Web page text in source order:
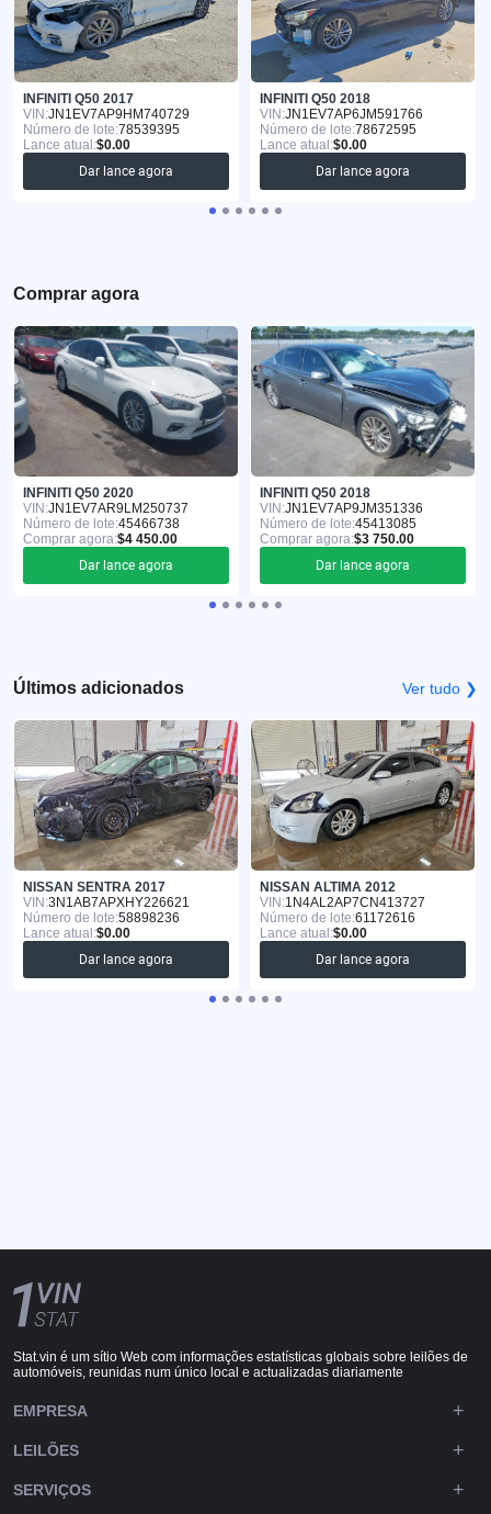
INFINITI Q50 2017
VIN:JN1EV7AP9HM740729
Número de lote:78539395
Lance atual:$0.00
Dar lance agora
INFINITI Q50 2018
VIN:JN1EV7AP6JM591766
Número de lote:78672595
Lance atual:$0.00
Dar lance agora
Comprar agora
INFINITI Q50 2020
VIN:JN1EV7AR9LM250737
Número de lote:45466738
Comprar agora:$4 450.00
Dar lance agora
INFINITI Q50 2018
VIN:JN1EV7AP9JM351336
Número de lote:45413085
Comprar agora:$3 750.00
Dar lance agora
Últimos adicionados Ver tudo ❯
NISSAN SENTRA 2017
VIN:3N1AB7APXHY226621
Número de lote:58898236
Lance atual:$0.00
Dar lance agora
NISSAN ALTIMA 2012
VIN:1N4AL2AP7CN413727
Número de lote:61172616
Lance atual:$0.00
Dar lance agora
Stat.vin é um sítio Web com informações estatísticas globais sobre leilões de
automóveis, reunidas num único local e actualizadas diariamente
EMPRESA
LEILÕES
SERVIÇOS